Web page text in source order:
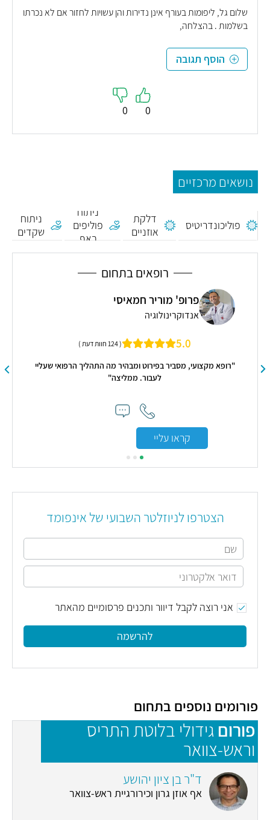
שלום גל, ליפומות בעורף אינן נדירות והן עשויות לחזור אם לא נכרתו
בשלמות . בהצלחה,
הוסף תגובה
0
0
נושאים מרכזיים
פוליכונדריטיס
דלקת
אוזניים
ניתוח
פוליפים
באף
ניתוח
שקדים
רופאים בתחום
פרופ' מוריר חמאיסי
אנדוקרינולוגיה
5.0 ( 124 חוות דעת )
"רופא מקצועי, מסביר בפירוט ומבהיר מה התהליך הרפואי שעליי
לעבור. ממליצה"
קראו עליי
הצטרפו לניוזלטר השבועי של אינפומד
אני רוצה לקבל דיוור ותכנים פרסומיים מהאתר
להרשמה
פורומים נוספים בתחום
פורום גידולי בלוטת התריס
וראש-צוואר
ד"ר בן ציון יהושע
אף אוזן גרון וכירורגיית ראש-צוואר